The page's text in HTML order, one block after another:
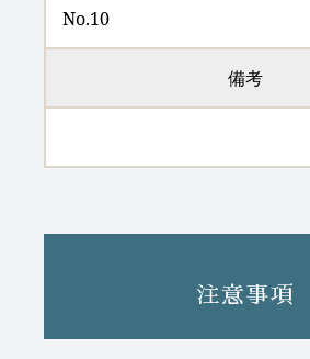
No.10
備考
注意事項